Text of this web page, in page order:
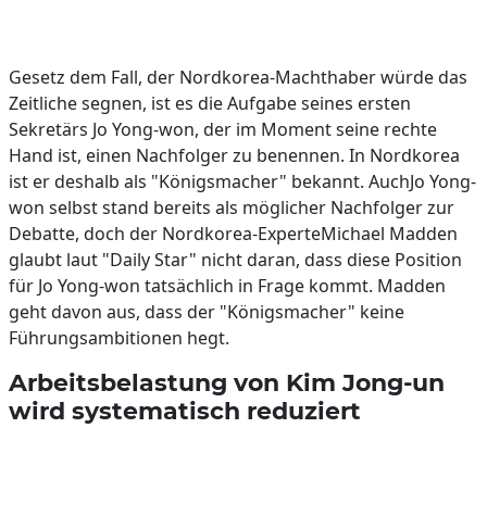
Gesetz dem Fall, der Nordkorea-Machthaber würde das
Zeitliche segnen, ist es die Aufgabe seines ersten
Sekretärs Jo Yong-won, der im Moment seine rechte
Hand ist, einen Nachfolger zu benennen. In Nordkorea
ist er deshalb als "Königsmacher" bekannt. AuchJo Yong-
won selbst stand bereits als möglicher Nachfolger zur
Debatte, doch der Nordkorea-ExperteMichael Madden
glaubt laut "Daily Star" nicht daran, dass diese Position
für Jo Yong-won tatsächlich in Frage kommt. Madden
geht davon aus, dass der "Königsmacher" keine
Führungsambitionen hegt.
Arbeitsbelastung von Kim Jong-un
wird systematisch reduziert